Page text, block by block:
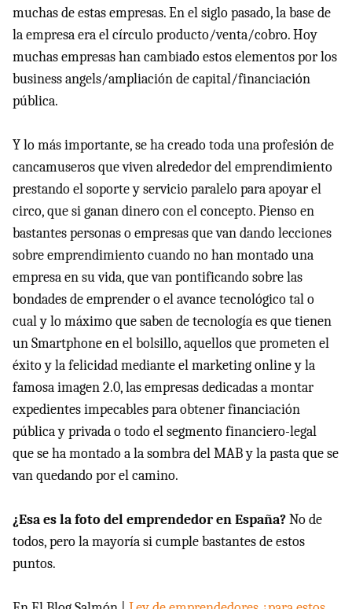
muchas de estas empresas. En el siglo pasado, la base de
la empresa era el círculo producto/venta/cobro. Hoy
muchas empresas han cambiado estos elementos por los
business angels/ampliación de capital/financiación
pública.
Y lo más importante, se ha creado toda una profesión de
cancamuseros que viven alrededor del emprendimiento
prestando el soporte y servicio paralelo para apoyar el
circo, que si ganan dinero con el concepto. Pienso en
bastantes personas o empresas que van dando lecciones
sobre emprendimiento cuando no han montado una
empresa en su vida, que van pontificando sobre las
bondades de emprender o el avance tecnológico tal o
cual y lo máximo que saben de tecnología es que tienen
un Smartphone en el bolsillo, aquellos que prometen el
éxito y la felicidad mediante el marketing online y la
famosa imagen 2.0, las empresas dedicadas a montar
expedientes impecables para obtener financiación
pública y privada o todo el segmento financiero-legal
que se ha montado a la sombra del MAB y la pasta que se
van quedando por el camino.
¿Esa es la foto del emprendedor en España?No de
todos, pero la mayoría si cumple bastantes de estos
puntos.